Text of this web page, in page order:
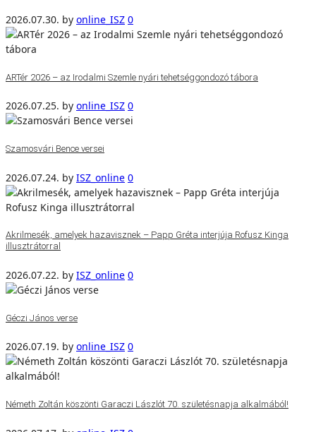
2026.07.30. by online_ISZ 0
ARTér 2026 – az Irodalmi Szemle nyári tehetséggondozó tábora
2026.07.25. by online_ISZ 0
Szamosvári Bence versei
2026.07.24. by ISZ_online 0
Akrilmesék, amelyek hazavisznek – Papp Gréta interjúja Rofusz Kinga
illusztrátorral
2026.07.22. by ISZ_online 0
Géczi János verse
2026.07.19. by online_ISZ 0
Németh Zoltán köszönti Garaczi Lászlót 70. születésnapja alkalmából!